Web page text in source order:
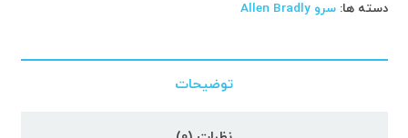
دسته ها:سرو Allen Bradly
توضیحات